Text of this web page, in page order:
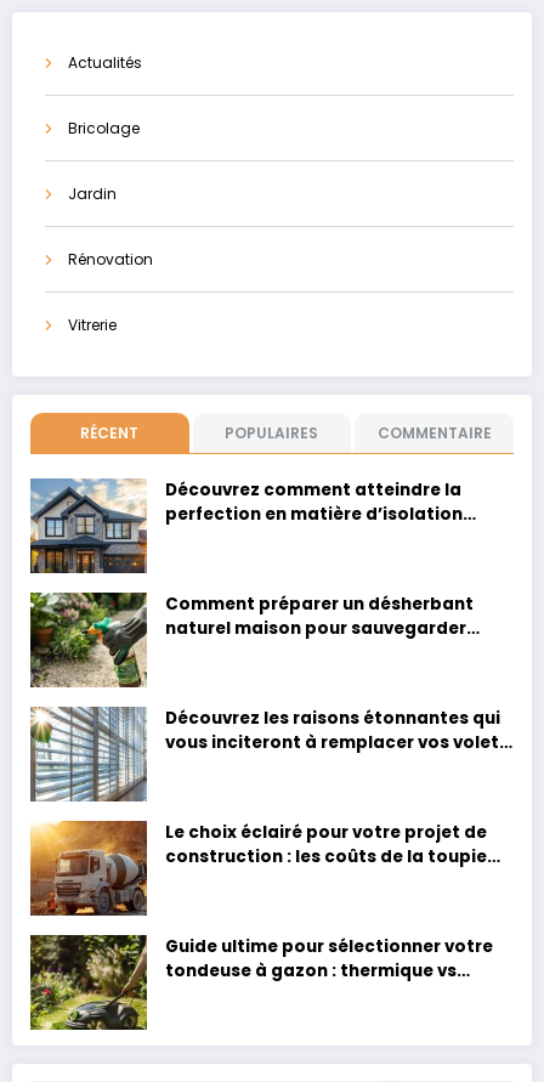
Actualités
Bricolage
Jardin
Rénovation
Vitrerie
RÉCENT POPULAIRES COMMENTAIRE
Découvrez comment atteindre la
perfection en matière d’isolation
Comment préparer un désherbant
naturel maison pour sauvegarder
Découvrez les raisons étonnantes qui
vous inciteront à remplacer vos volets
Le choix éclairé pour votre projet de
construction : les coûts de la toupie
Guide ultime pour sélectionner votre
tondeuse à gazon : thermique vs